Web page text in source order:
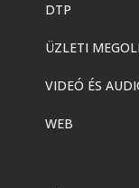
DTP
ÜZLETI
VIDEÓ ÉS
WEB